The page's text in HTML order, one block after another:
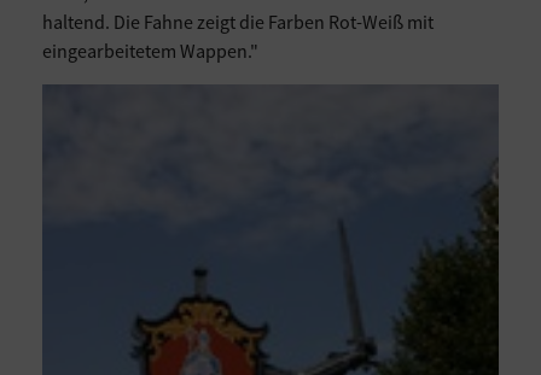
haltend. Die Fahne zeigt die Farben Rot-Weiß mit
eingearbeitetem Wappen."